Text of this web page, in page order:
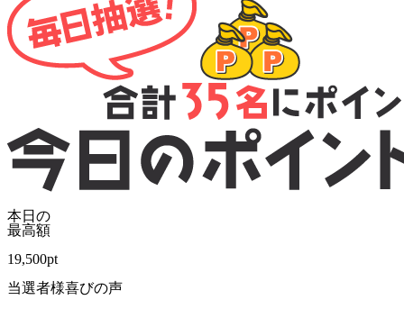
本日の
最高額
19,500pt
当選者様喜びの声